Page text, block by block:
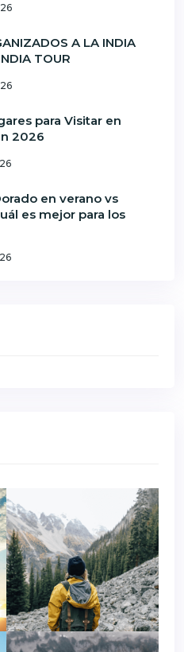
A LA INDIA
TOUR
para Visitar en
2026
en verano vs
es mejor para los